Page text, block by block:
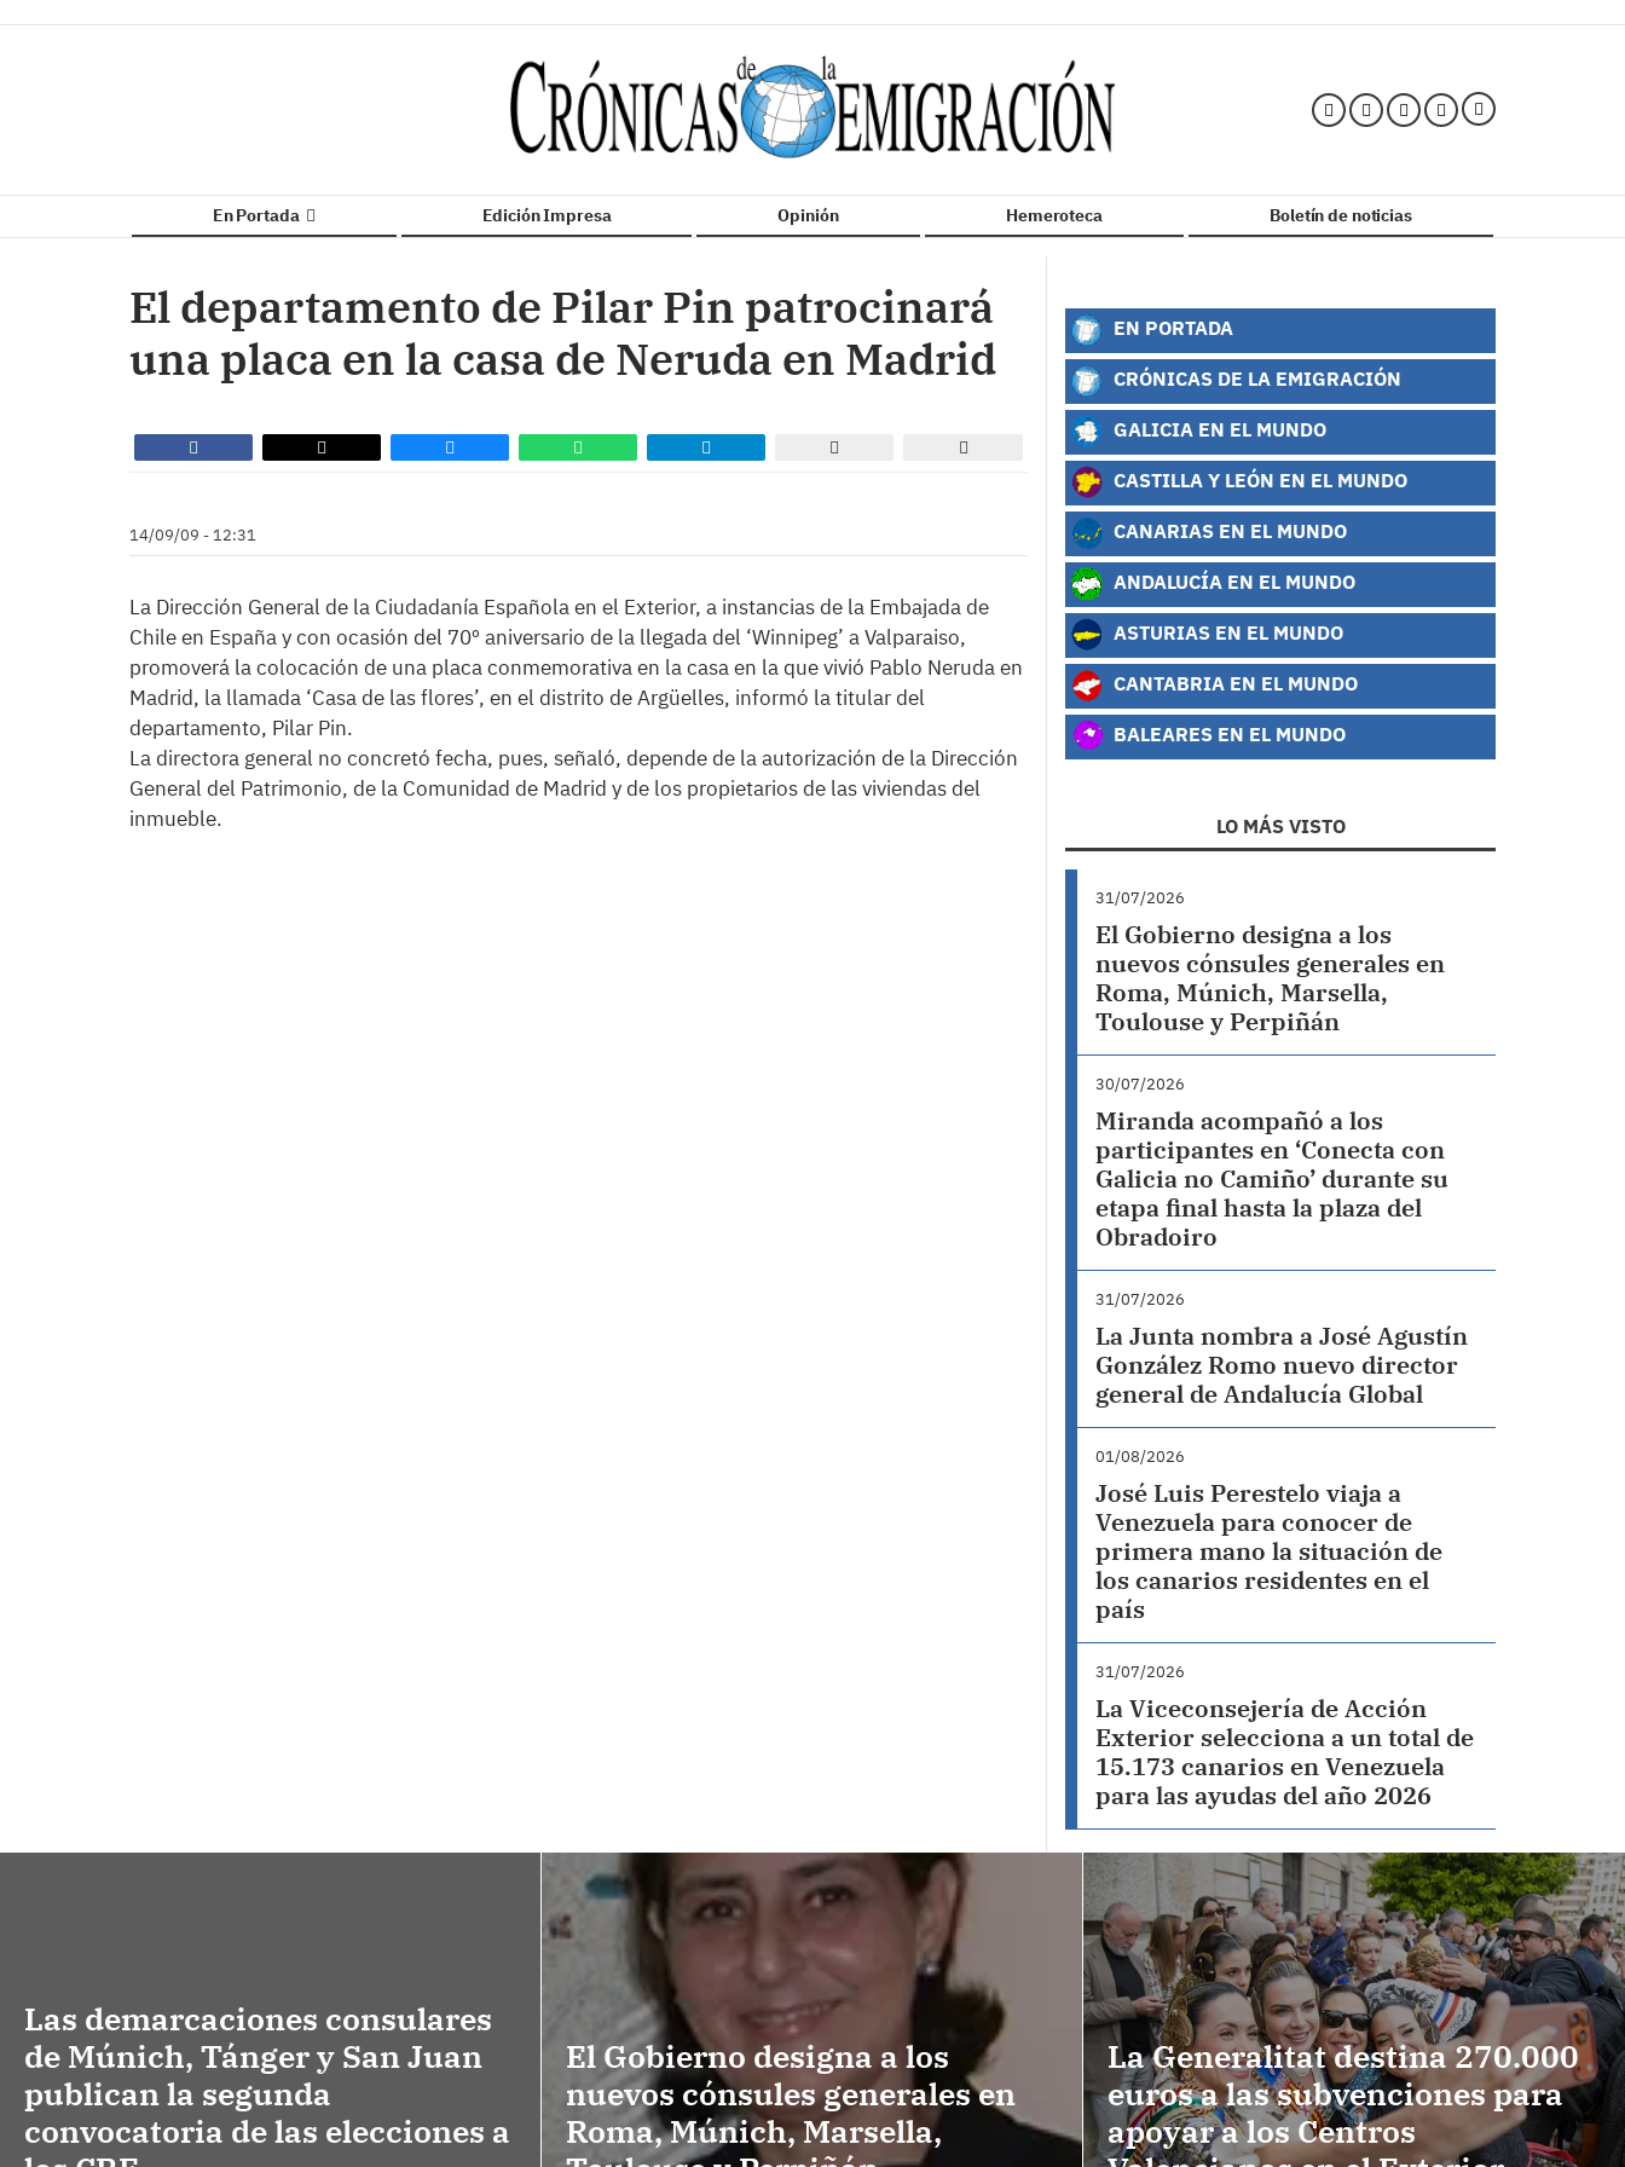
En Portada Edición Impresa Opinión Hemeroteca Boletín de noticias
El departamento de Pilar Pin patrocinará
una placa en la casa de Neruda en Madrid
14/09/09 - 12:31
La Dirección General de la Ciudadanía Española en el Exterior, a instancias de la Embajada de
Chile en España y con ocasión del 70º aniversario de la llegada del ‘Winnipeg’ a Valparaiso,
promoverá la colocación de una placa conmemorativa en la casa en la que vivió Pablo Neruda en
Madrid, la llamada ‘Casa de las flores’, en el distrito de Argüelles, informó la titular del
departamento, Pilar Pin.
La directora general no concretó fecha, pues, señaló, depende de la autorización de la Dirección
General del Patrimonio, de la Comunidad de Madrid y de los propietarios de las viviendas del
inmueble.
EN PORTADA
CRÓNICAS DE LA EMIGRACIÓN
GALICIA EN EL MUNDO
CASTILLA Y LEÓN EN EL MUNDO
CANARIAS EN EL MUNDO
ANDALUCÍA EN EL MUNDO
ASTURIAS EN EL MUNDO
CANTABRIA EN EL MUNDO
BALEARES EN EL MUNDO
LO MÁS VISTO
31/07/2026
El Gobierno designa a los
nuevos cónsules generales en
Roma, Múnich, Marsella,
Toulouse y Perpiñán
30/07/2026
Miranda acompañó a los
participantes en ‘Conecta con
Galicia no Camiño’ durante su
etapa final hasta la plaza del
Obradoiro
31/07/2026
La Junta nombra a José Agustín
González Romo nuevo director
general de Andalucía Global
01/08/2026
José Luis Perestelo viaja a
Venezuela para conocer de
primera mano la situación de
los canarios residentes en el
país
31/07/2026
La Viceconsejería de Acción
Exterior selecciona a un total de
15.173 canarios en Venezuela
para las ayudas del año 2026
Las demarcaciones consulares
de Múnich, Tánger y San Juan
publican la segunda
convocatoria de las elecciones a
El Gobierno designa a los
nuevos cónsules generales en
Roma, Múnich, Marsella,
La Generalitat destina 270.000
euros a las subvenciones para
apoyar a los Centros